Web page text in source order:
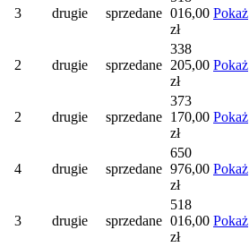
3 drugie sprzedane 016,00
zł
Pokaż
2 drugie sprzedane
338
205,00
zł
Pokaż
2 drugie sprzedane
373
170,00
zł
Pokaż
4 drugie sprzedane
650
976,00
zł
Pokaż
3 drugie sprzedane
518
016,00
zł
Pokaż